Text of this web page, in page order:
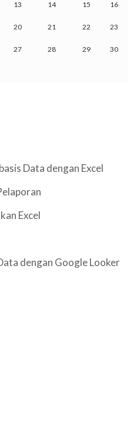
13 14 15 16
20 21 22 23
27 28 29 30
Data dengan Excel
Excel
dengan Google Looker